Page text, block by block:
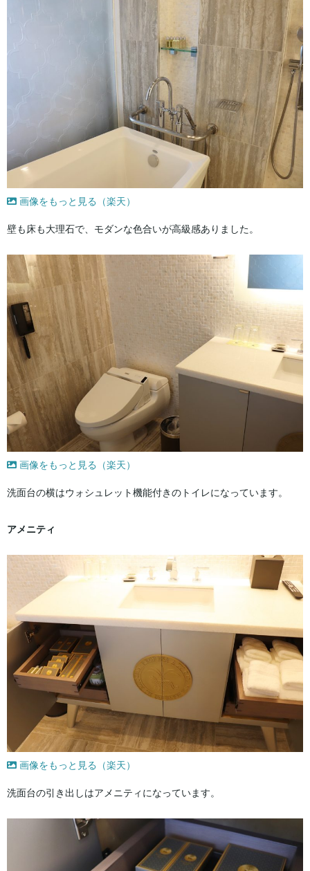
画像をもっと見る（楽天）
壁も床も大理石で、モダンな色合いが高級感ありました。
画像をもっと見る（楽天）
洗面台の横はウォシュレット機能付きのトイレになっています。
アメニティ
画像をもっと見る（楽天）
洗面台の引き出しはアメニティになっています。